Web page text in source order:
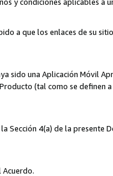
a que los enlaces de su
sido una Aplicación Móvil
(tal como se definen
4(a) de la presente
Acuerdo.